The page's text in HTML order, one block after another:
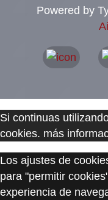
Powered by
Si continuas
cookies. más
Los ajustes de
para "permitir
experiencia de